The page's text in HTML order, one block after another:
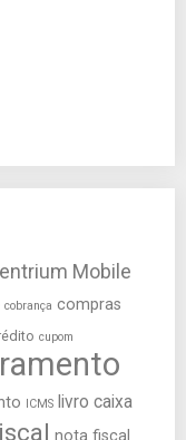
Mobile
cobrança compras
cupom
ICMS livro caixa
nota fiscal